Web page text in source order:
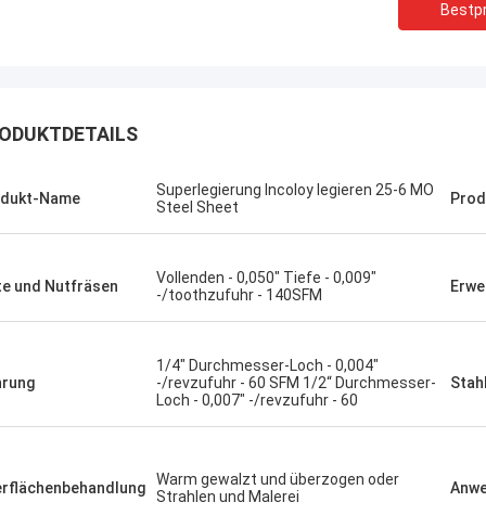
ASTM A182 F55, gute
In der spätesten
Name
Superlegierung Incoloy legieren 25-6 MO
Steel Sheet
und Nutfräsen
Vollenden - 0,050" Tiefe - 0,009"
-/toothzufuhr - 140SFM
1/4" Durchmesser-Loch - 0,004"
-/revzufuhr - 60 SFM 1/2“ Durchmesser-
Loch - 0,007" -/revzufuhr - 60
Warm gewalzt und überzogen oder
Strahlen und Malerei